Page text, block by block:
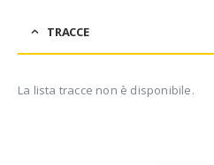
TRACCE
La lista tracce non è disponibile.